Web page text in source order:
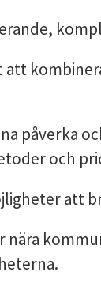
att
påverka
och
att
nära